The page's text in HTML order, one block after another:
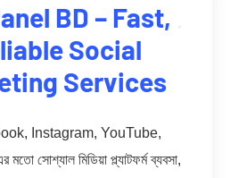
BD – Fast,
Social
Services
Instagram, YouTube,
সোশ্যাল মিডিয়া প্ল্যাটফর্ম ব্যবসা,